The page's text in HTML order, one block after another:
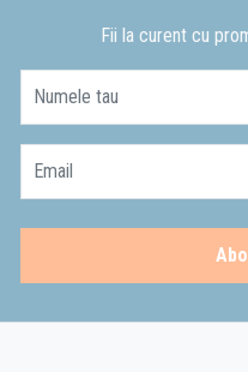
Fii la curent cu
Numele tau
Email